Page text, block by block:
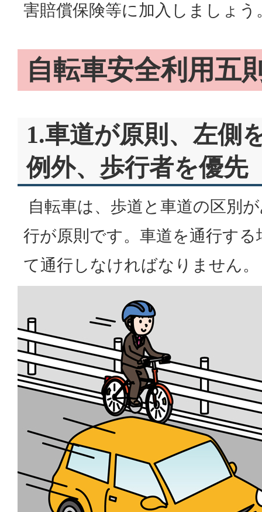
害賠償保険等に加入しましょう
自転車安全利用五
1.車道が原則、左側
例外、歩行者を優先
自転車は、歩道と車道の区別
行が原則です。車道を通行す
て通行しなければなりません。